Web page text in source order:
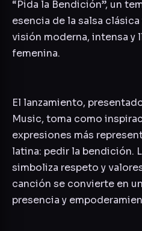
“Pida la Bendición”, un
esencia de la salsa
visión moderna, intensa y
femenina.
El lanzamiento,
Music, toma como
expresiones más
latina: pedir la bendición.
simboliza respeto y
canción se convierte en
presencia y